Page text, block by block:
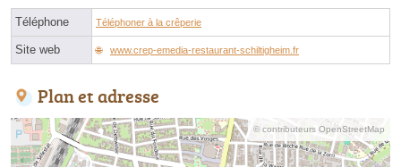
Téléphone Téléphoner à la crêperie
Site web www.crep-emedia-restaurant-schiltigheim.fr
Plan et adresse
© contributeurs OpenStreetMap